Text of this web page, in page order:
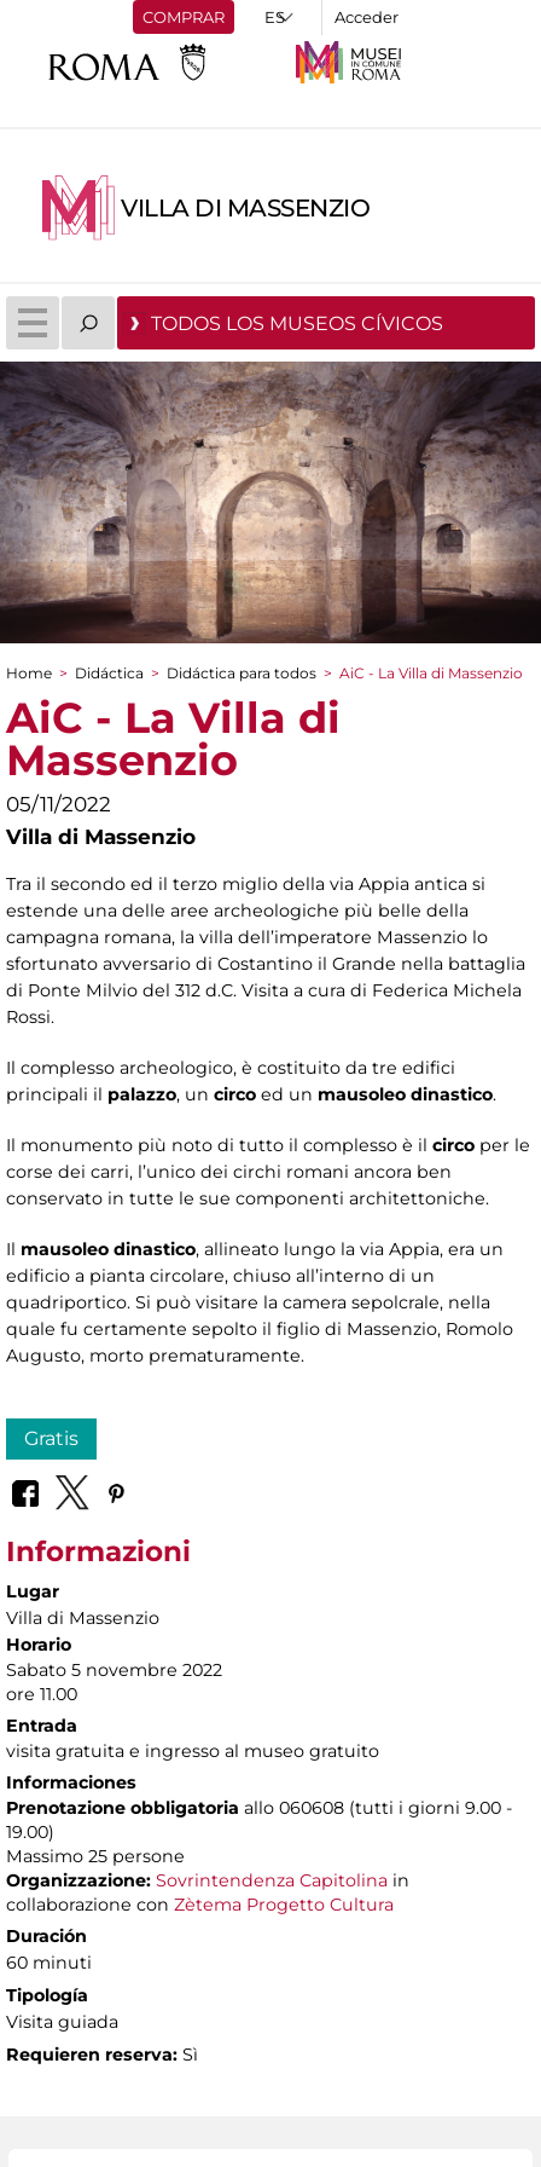
COMPRAR Acceder
VILLA DI MASSENZIO
TODOS LOS MUSEOS CÍVICOS
You are here
Home > Didáctica > Didáctica para todos > AiC - La Villa di Massenzio
AiC - La Villa di
Massenzio
05/11/2022
Villa di Massenzio
Tra il secondo ed il terzo miglio della via Appia antica si
estende una delle aree archeologiche più belle della
campagna romana, la villa dell’imperatore Massenzio lo
sfortunato avversario di Costantino il Grande nella battaglia
di Ponte Milvio del 312 d.C. Visita a cura di Federica Michela
Rossi.
Il complesso archeologico, è costituito da tre edifici
principali il palazzo, un circo ed un mausoleo dinastico.
Il monumento più noto di tutto il complesso è il circo per le
corse dei carri, l’unico dei circhi romani ancora ben
conservato in tutte le sue componenti architettoniche.
Il mausoleo dinastico, allineato lungo la via Appia, era un
edificio a pianta circolare, chiuso all’interno di un
quadriportico. Si può visitare la camera sepolcrale, nella
quale fu certamente sepolto il figlio di Massenzio, Romolo
Augusto, morto prematuramente.
Gratis
Informazioni
Lugar
Villa di Massenzio
Horario
Sabato 5 novembre 2022
ore 11.00
Entrada
visita gratuita e ingresso al museo gratuito
Informaciones
Prenotazione obbligatoria allo 060608 (tutti i giorni 9.00 -
19.00)
Massimo 25 persone
Organizzazione: Sovrintendenza Capitolina in
collaborazione con Zètema Progetto Cultura
Duración
60 minuti
Tipología
Visita guiada
Requieren reserva: Sì